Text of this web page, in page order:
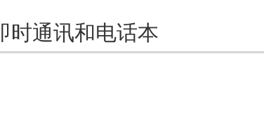
时通讯和电话本